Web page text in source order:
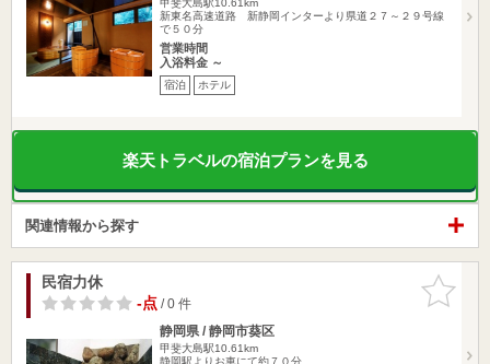
甲斐大島駅10.61km
新東名高速道路 新静岡インターより県道２７～２９号線
で５０分
営業時間
入浴料金 ～
宿泊 ホテル
楽天トラベルの宿泊プランを見る
関連情報から探す
お気に入
りに追加
民宿力休
-点/ 0 件
静岡県 / 静岡市葵区
甲斐大島駅10.61km
静岡駅よりお車にて約７０分